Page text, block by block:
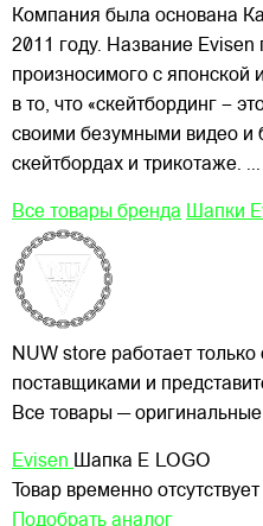
Компания была основана
2011 году. Название Evisen
произносимого с японской
в то, что «скейтбординг –
своими безумными видео и
скейтбордах и трикотаже.
Все товары бренда Шапки
NUW store работает
поставщиками и
Все товары —
Evisen Шапка E LOGO
Товар временно отсутствует
Подобрать аналог